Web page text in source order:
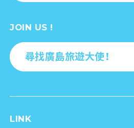
JOIN US !
尋找廣島旅遊大使！
LINK